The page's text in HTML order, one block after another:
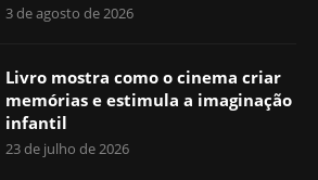
3 de agosto de 2026
Livro mostra como o cinema criar
memórias e estimula a imaginação
infantil
23 de julho de 2026